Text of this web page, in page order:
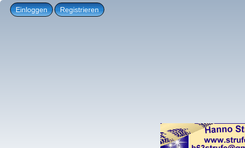
Einloggen Registrieren